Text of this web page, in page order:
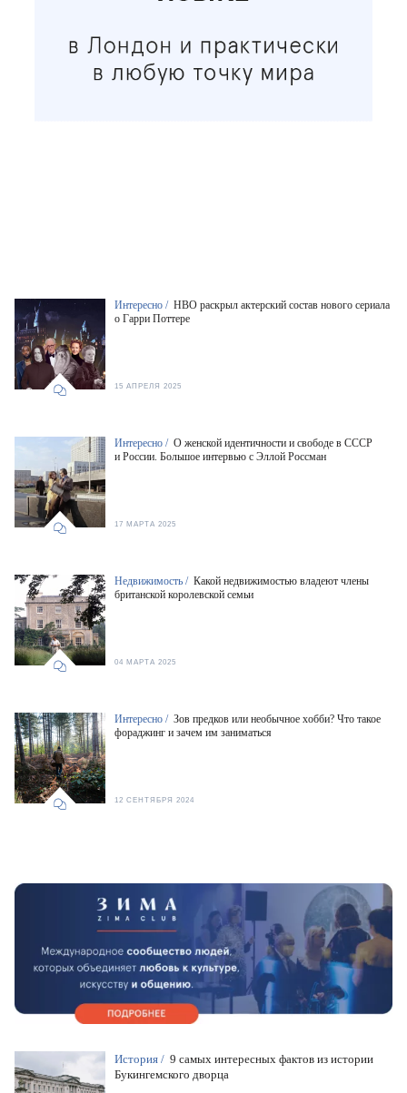
Интересно / HBO раскрыл актерский состав нового сериала
о Гарри Поттере
15 АПРЕЛЯ 2025
Интересно / О женской идентичности и свободе в СССР
и России. Большое интервью с Эллой Россман
17 МАРТА 2025
Недвижимость / Какой недвижимостью владеют члены
британской королевской семьи
04 МАРТА 2025
Интересно / Зов предков или необычное хобби? Что такое
фораджинг и зачем им заниматься
12 СЕНТЯБРЯ 2024
История / 9 самых интересных фактов из истории
Букингемского дворца